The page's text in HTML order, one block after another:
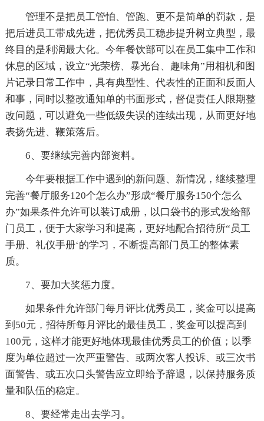
管理不是把员工管怕、管跑、更不是简单的罚款，是
把后进员工带成先进，把优秀员工稳步提升树立典型，最
终目的是利润最大化。今年餐饮部可以在员工集中工作和
休息的区域，设立“光荣榜、暴光台、趣味角”用相机和图
片记录日常工作中，具有典型性、代表性的正面和反面人
和事，同时以整改通知单的书面形式，督促责任人限期整
改问题，可以避免一些低级失误的连续出现，从而更好地
表扬先进、鞭策落后。
6、要继续完善内部资料。
今年要根据工作中遇到的新问题、新情况，继续整理
完善“餐厅服务120个怎么办”形成“餐厅服务150个怎么
办”如果条件允许可以装订成册，以口袋书的形式发给部
门员工，便于大家学习和提高，更好地配合招待所“员工
手册、礼仪手册‘的学习，不断提高部门员工的整体素
质。
7、要加大奖惩力度。
如果条件允许部门每月评比优秀员工，奖金可以提高
到50元，招待所每月评比的最佳员工，奖金可以提高到
100元，这样才能更好地体现最佳优秀员工的价值；以季
度为单位超过一次严重警告、或两次客人投诉、或三次书
面警告、或五次口头警告应立即给予辞退，以保持服务质
量和队伍的稳定。
8、要经常走出去学习。